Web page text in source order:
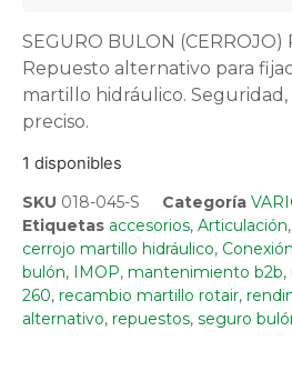
SEGURO BULON (CERROJO)
Repuesto alternativo para
martillo hidráulico. Seguridad,
preciso.
1 disponibles
SKU 018-045-S Categoría
Etiquetas accesorios, Articulación,
cerrojo martillo hidráulico, Conexión
bulón, IMOP, mantenimiento b2b,
260, recambio martillo rotair,
alternativo, repuestos, seguro